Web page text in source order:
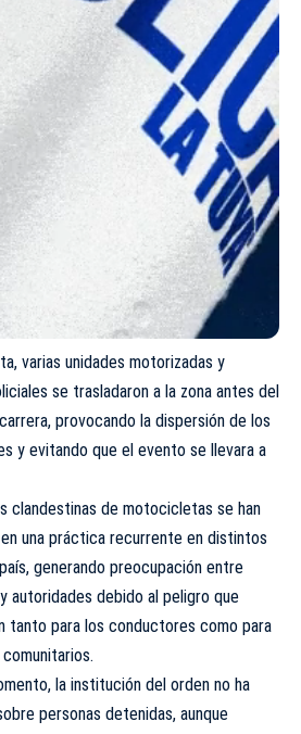
varias unidades motorizadas y
se trasladaron a la zona antes del
provocando la dispersión de los
y evitando que el evento se llevara a
clandestinas de motocicletas se han
una práctica recurrente en distintos
generando preocupación entre
autoridades debido al peligro que
tanto para los conductores como para
la institución del orden no ha
personas detenidas, aunque